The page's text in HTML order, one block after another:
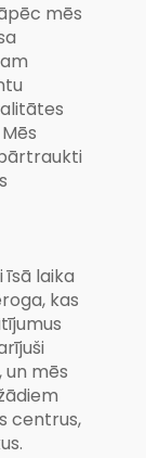
mēs
laika
kas
mēs
centrus,